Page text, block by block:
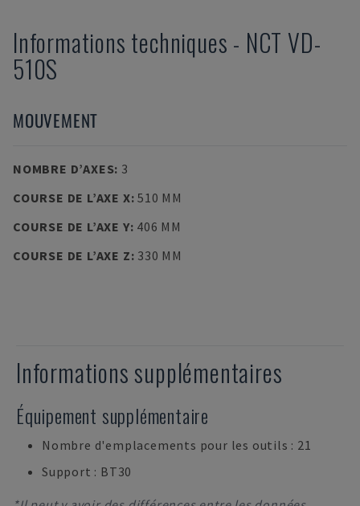
Informations techniques - NCT VD-
510S
MOUVEMENT
NOMBRE D’AXES: 3
COURSE DE L’AXE X:510 MM
COURSE DE L’AXE Y: 406 MM
COURSE DE L’AXE Z: 330 MM
Informations supplémentaires
Équipement supplémentaire
Nombre d'emplacements pour les outils : 21
Support : BT30